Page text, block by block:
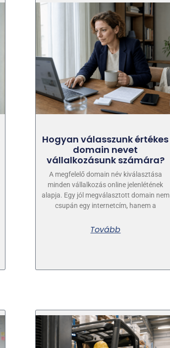
Hogyan válasszunk értékes
domain nevet
vállalkozásunk számára?
A megfelelő domain név kiválasztása
minden vállalkozás online jelenlétének
alapja. Egy jól megválasztott domain nem
csupán egy internetcím, hanem a
Tovább